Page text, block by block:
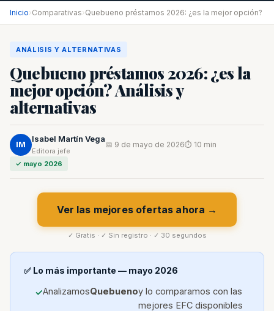
Inicio›Comparativas›Quebueno préstamos 2026: ¿es la mejor opción?
ANÁLISIS Y ALTERNATIVAS
Quebueno préstamos 2026: ¿es la
mejor opción? Análisis y
alternativas
IM
Isabel Martín Vega
Editora jefe
📅 9 de mayo de 2026⏱ 10 min
✓ mayo 2026
Ver las mejores ofertas ahora →
✓ Gratis · ✓ Sin registro · ✓ 30 segundos
✅ Lo más importante — mayo 2026
AnalizamosQuebuenoy lo comparamos con las
mejores EFC disponibles